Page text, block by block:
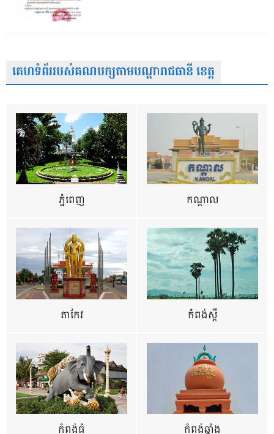
គេហទំព័ររបស់គណបក្សតាមបណ្តារាជធានី ខេត្ត
ភ្នំពេញ កណ្តាល
តាកែវ កំពង់ស្ពឺ
កំពង់ធំ កំពង់ឆ្នាំង